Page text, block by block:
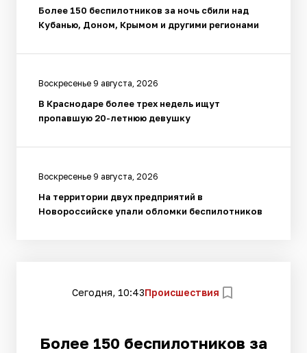
Более 150 беспилотников за ночь сбили над
Кубанью, Доном, Крымом и другими регионами
Воскресенье 9 августа, 2026
В Краснодаре более трех недель ищут
пропавшую 20-летнюю девушку
Воскресенье 9 августа, 2026
На территории двух предприятий в
Новороссийске упали обломки беспилотников
Сегодня, 10:43Происшествия
Более 150 беспилотников за